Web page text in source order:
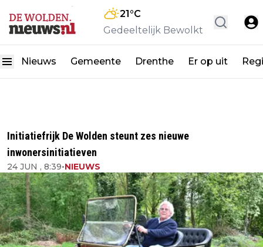
21°C
Gedeeltelijk Bewolkt
Nieuws Gemeente Drenthe Er op uit
Initiatiefrijk De Wolden steunt zes nieuwe
inwonersinitiatieven
24 JUN , 8:39•NIEUWS